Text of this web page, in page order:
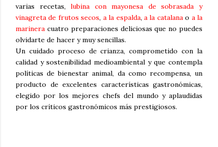
varias recetas,lubina con mayonesa de sobrasada y
vinagreta de frutos secos, a la espalda, a la catalanao a la
marinera cuatro preparaciones deliciosas que no puedes
olvidarte de hacer y muy sencillas.
Un cuidado proceso de crianza, comprometido con la
calidad y sostenibilidad medioambiental y que contempla
políticas de bienestar animal, da como recompensa, un
producto de excelentes características gastronómicas,
elegido por los mejores chefs del mundo y aplaudidas
por los críticos gastronómicos más prestigiosos.